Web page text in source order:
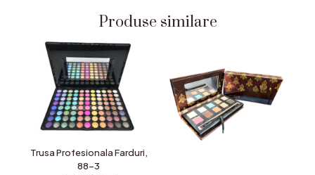
Produse similare
Trusa Profesionala Farduri,
88-3